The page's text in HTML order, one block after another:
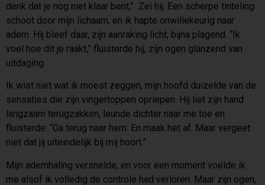
denk dat je nog niet klaar bent,” Zei hij. Een scherpe tinteling
schoot door mijn lichaam, en ik hapte onwillekeurig naar
adem. Hij bleef daar, zijn aanraking licht, bijna plagend. “Ik
voel hoe dit je raakt,” fluisterde hij, zijn ogen glanzend van
uitdaging.
Ik wist niet wat ik moest zeggen, mijn hoofd duizelde van de
sensaties die zijn vingertoppen opriepen. Hij liet zijn hand
langzaam terugzakken, leunde dichter naar me toe en
fluisterde: “Ga terug naar hem. En maak het af. Maar vergeet
niet dat jij uiteindelijk bij mij hoort.”
Mijn ademhaling versnelde, en voor een moment voelde ik
me alsof ik volledig de controle had verloren. Maar zijn ogen,